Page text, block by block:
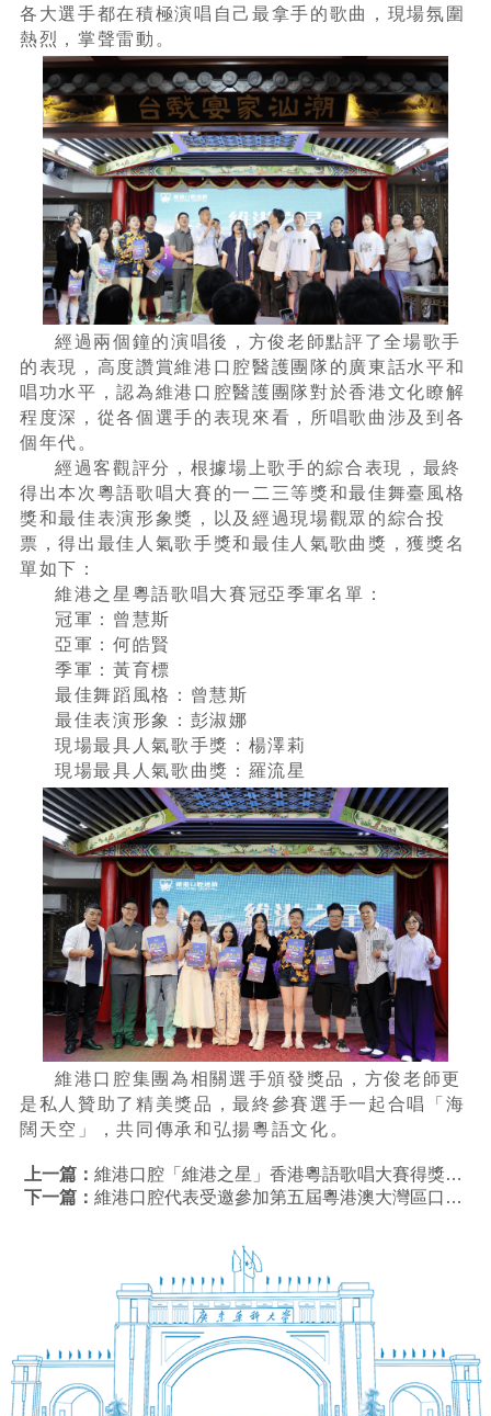
各大選手都在積極演唱自己最拿手的歌曲，現場氛圍
熱烈，掌聲雷動。
經過兩個鐘的演唱後，方俊老師點評了全場歌手
的表現，高度讚賞維港口腔醫護團隊的廣東話水平和
唱功水平，認為維港口腔醫護團隊對於香港文化瞭解
程度深，從各個選手的表現來看，所唱歌曲涉及到各
個年代。
經過客觀評分，根據場上歌手的綜合表現，最終
得出本次粵語歌唱大賽的一二三等獎和最佳舞臺風格
獎和最佳表演形象獎，以及經過現場觀眾的綜合投
票，得出最佳人氣歌手獎和最佳人氣歌曲獎，獲獎名
單如下：
維港之星粵語歌唱大賽冠亞季軍名單：
冠軍：曾慧斯
亞軍：何皓賢
季軍：黃育標
最佳舞蹈風格：曾慧斯
最佳表演形象：彭淑娜
現場最具人氣歌手獎：楊澤莉
現場最具人氣歌曲獎：羅流星
維港口腔集團為相關選手頒發獎品，方俊老師更
是私人贊助了精美獎品，最終參賽選手一起合唱「海
闊天空」，共同傳承和弘揚粵語文化。
上一篇：維港口腔「維港之星」香港粵語歌唱大賽得獎報道
下一篇：維港口腔代表受邀參加第五屆粵港澳大灣區口腔健康聯盟種植論壇